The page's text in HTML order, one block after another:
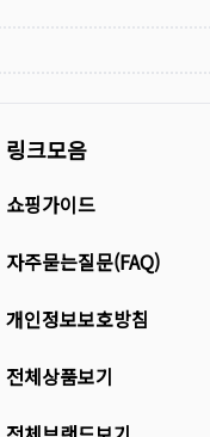
링크모음
쇼핑가이드
자주묻는질문(FAQ)
개인정보보호방침
전체상품보기